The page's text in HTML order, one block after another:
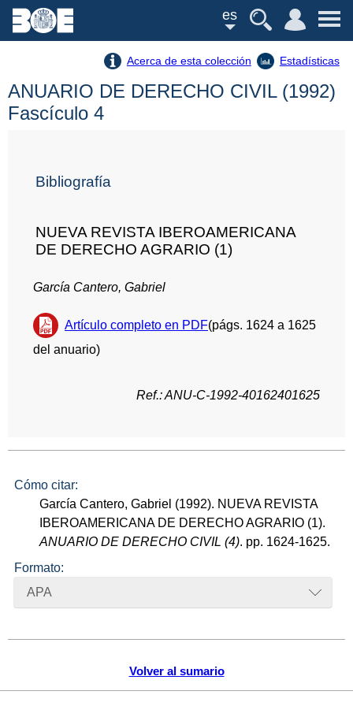
es
Acerca de esta colección Estadísticas
Volver al sumario
ANUARIO DE DERECHO CIVIL (1992)
Fascículo 4
Bibliografía
NUEVA REVISTA IBEROAMERICANA
DE DERECHO AGRARIO (1)
García Cantero, Gabriel
Artículo completo en PDF(págs. 1624 a 1625
del anuario)
Ref.: ANU-C-1992-40162401625
Cómo citar:
García Cantero, Gabriel (1992). NUEVA REVISTA
IBEROAMERICANA DE DERECHO AGRARIO (1).
ANUARIO DE DERECHO CIVIL (4). pp. 1624-1625.
Formato:
APA